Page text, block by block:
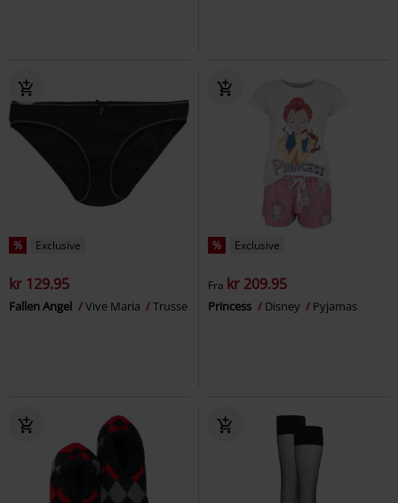
% Exclusive
kr 129.95
Fallen Angel Vive Maria Trusse
% Exclusive
Fra kr 209.95
Princess Disney Pyjamas